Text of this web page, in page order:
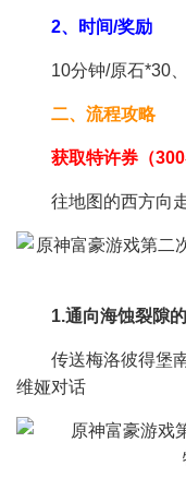
2、时间/奖励
10分钟/原石*30
二、流程攻略
获取特许券（300
往地图的西方向
1.通向海蚀裂隙
传送梅洛彼得堡
维娅对话